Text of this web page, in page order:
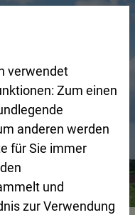
A)M)
Z)
mit Schnellsuche
verwendet
Zum einen
anderen werden
für Sie immer
und
zur Verwendung